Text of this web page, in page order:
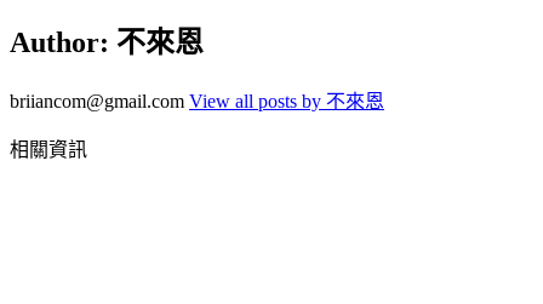
Author: 不來恩
briiancom@gmail.com View all posts by 不來恩
相關資訊